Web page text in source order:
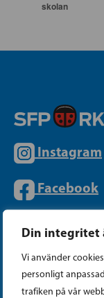
Din integritet
Vi använder
personligt
trafiken på vår
skolan
Instagram
Facebook
Tiktok